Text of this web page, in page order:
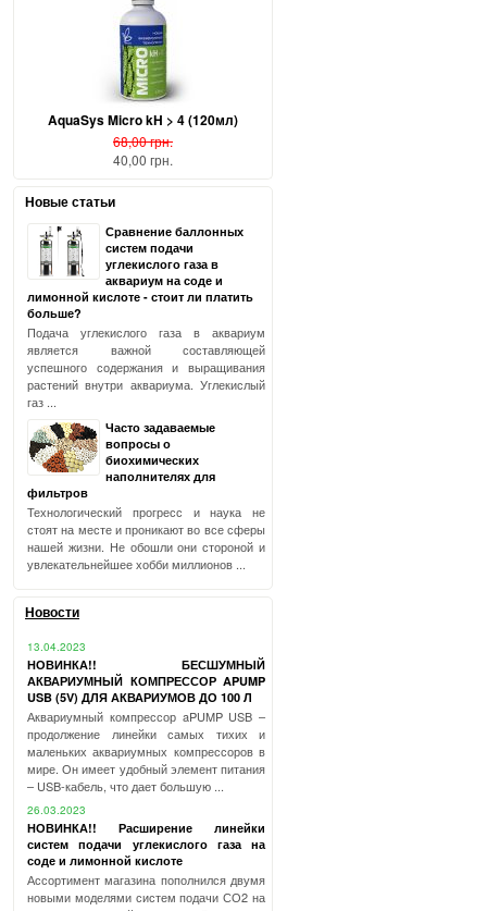
AquaSys Micro kH > 4 (120мл)
68,00 грн.
40,00 грн.
Новые статьи
Сравнение баллонных
систем подачи
углекислого газа в
аквариум на соде и
лимонной кислоте - стоит ли платить
больше?
Подача углекислого газа в аквариум
является важной составляющей
успешного содержания и выращивания
растений внутри аквариума. Углекислый
газ ...
Часто задаваемые
вопросы о
биохимических
наполнителях для
фильтров
Технологический прогресс и наука не
стоят на месте и проникают во все сферы
нашей жизни. Не обошли они стороной и
увлекательнейшее хобби миллионов ...
Новости
13.04.2023
НОВИНКА!! БЕСШУМНЫЙ
АКВАРИУМНЫЙ КОМПРЕССОР APUMP
USB (5V) ДЛЯ АКВАРИУМОВ ДО 100 Л
Аквариумный компрессор aPUMP USB –
продолжение линейки самых тихих и
маленьких аквариумных компрессоров в
мире. Он имеет удобный элемент питания
– USB-кабель, что дает большую ...
26.03.2023
НОВИНКА!! Расширение линейки
систем подачи углекислого газа на
соде и лимонной кислоте
Ассортимент магазина пополнился двумя
новыми моделями систем подачи СО2 на